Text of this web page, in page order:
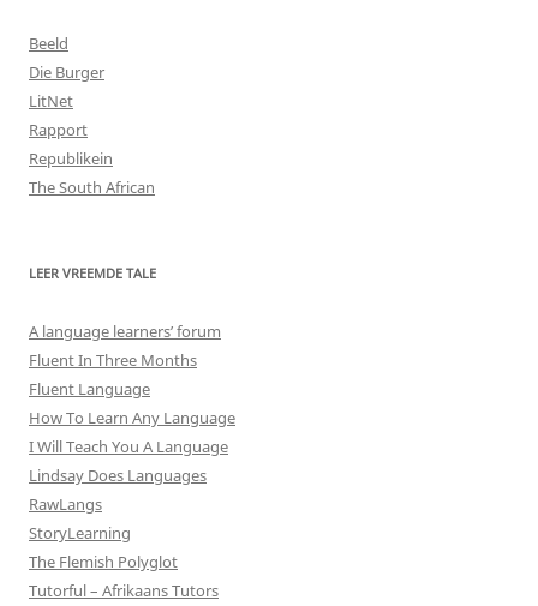
Beeld
Die Burger
LitNet
Rapport
Republikein
The South African
LEER VREEMDE TALE
A language learners’ forum
Fluent In Three Months
Fluent Language
How To Learn Any Language
I Will Teach You A Language
Lindsay Does Languages
RawLangs
StoryLearning
The Flemish Polyglot
Tutorful – Afrikaans Tutors